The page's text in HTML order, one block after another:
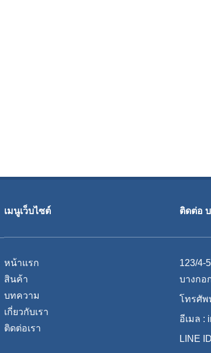
เมนูเว็บไซต์
หน้าแรก
สินค้า
บทความ
เกี่ยวกับเรา
ติดต่อเรา
ติดต่อ
123/4-
บางกอ
โทรศัพ
อีเมล :
LINE